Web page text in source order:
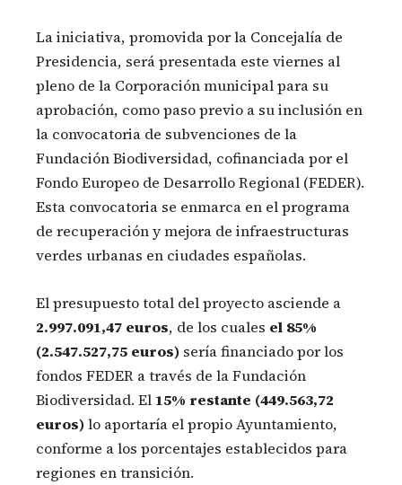
La iniciativa, promovida por la Concejalía de
Presidencia, será presentada este viernes al
pleno de la Corporación municipal para su
aprobación, como paso previo a su inclusión en
la convocatoria de subvenciones de la
Fundación Biodiversidad, cofinanciada por el
Fondo Europeo de Desarrollo Regional (FEDER).
Esta convocatoria se enmarca en el programa
de recuperación y mejora de infraestructuras
verdes urbanas en ciudades españolas.
El presupuesto total del proyecto asciende a
2.997.091,47 euros, de los cuales el 85%
(2.547.527,75 euros) sería financiado por los
fondos FEDER a través de la Fundación
Biodiversidad. El 15% restante (449.563,72
euros) lo aportaría el propio Ayuntamiento,
conforme a los porcentajes establecidos para
regiones en transición.